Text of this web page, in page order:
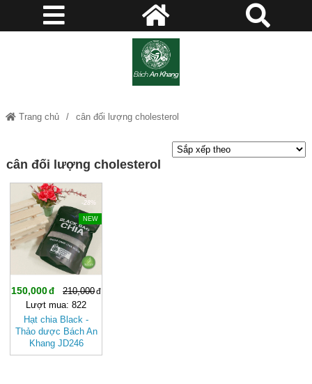
Trang chủ cân đối lượng cholesterol
cân đối lượng cholesterol
-28%
NEW
150,000
210,000
Lượt mua: 822
Hạt chia Black -
Thảo dược Bách An
Khang JD246
hatchiablack